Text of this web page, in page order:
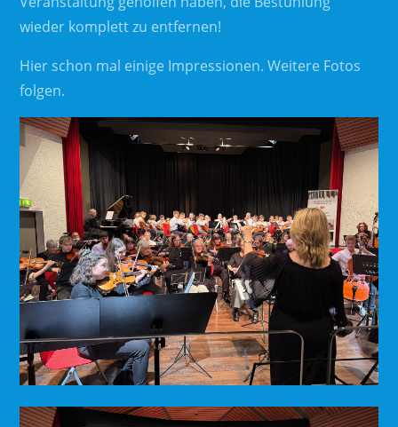
wieder komplett zu entfernen!
Hier schon mal einige Impressionen. Weitere Fotos
folgen.